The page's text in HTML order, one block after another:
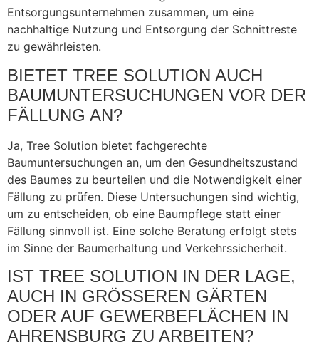
Entsorgungsunternehmen zusammen, um eine
nachhaltige Nutzung und Entsorgung der Schnittreste
zu gewährleisten.
BIETET TREE SOLUTION AUCH
BAUMUNTERSUCHUNGEN VOR DER
FÄLLUNG AN?
Ja, Tree Solution bietet fachgerechte
Baumuntersuchungen an, um den Gesundheitszustand
des Baumes zu beurteilen und die Notwendigkeit einer
Fällung zu prüfen. Diese Untersuchungen sind wichtig,
um zu entscheiden, ob eine Baumpflege statt einer
Fällung sinnvoll ist. Eine solche Beratung erfolgt stets
im Sinne der Baumerhaltung und Verkehrssicherheit.
IST TREE SOLUTION IN DER LAGE,
AUCH IN GRÖSSEREN GÄRTEN O
DER AUF GEWERBEFLÄCHEN IN A
HRENSBURG ZU ARBEITEN?